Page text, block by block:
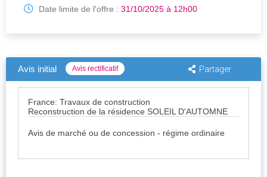
Date limite de l'offre : 31/10/2025 à 12h00
Avis initial Avis rectificatif Partager
France: Travaux de construction
Reconstruction de la résidence SOLEIL D'AUTOMNE
Avis de marché ou de concession - régime ordinaire